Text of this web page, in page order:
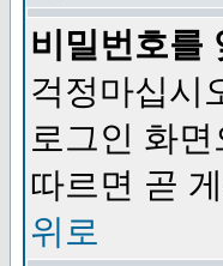
비밀번호를
걱정마십시
로그인 화면
따르면 곧
위로